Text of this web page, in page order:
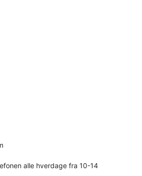
alle hverdage fra 10-14